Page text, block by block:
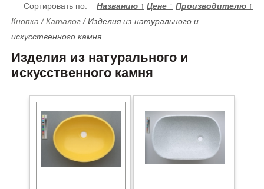
Сортировать по: Названию ↑ Цене ↑ Производителю ↑
Кнопка /Каталог /Изделия из натурального и
искусственного камня
Изделия из натурального и
искусственного камня